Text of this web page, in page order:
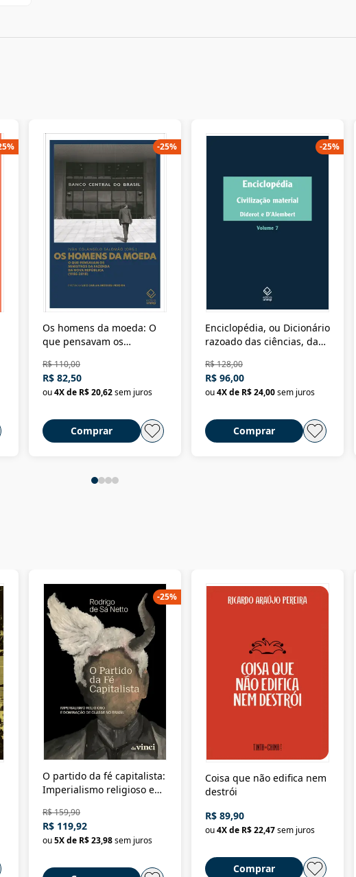
%
Os homens da moeda: O
que pensavam os
Nova República (1985-
2018)
R$ 110,00
R$ 82,50
ou4X de R$ 20,62sem juros
Comprar
-25%
Enciclopédia, ou Dicionário
razoado das ciências, das
Civilização material
R$ 128,00
R$ 96,00
ou4X de R$ 24,00sem juros
Comprar
-25%
O partido da fé capitalista:
Imperialismo religioso e
Brasil
R$ 159,90
R$ 119,92
ou5X de R$ 23,98sem juros
-25%
Coisa que não edifica nem
destrói
R$ 89,90
ou4X de R$ 22,47sem juros
Comprar